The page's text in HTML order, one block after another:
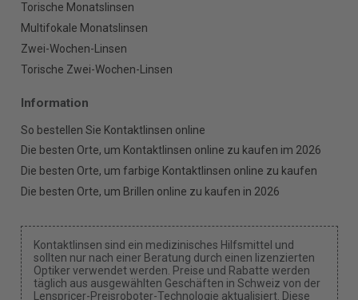
Torische Monatslinsen
Multifokale Monatslinsen
Zwei-Wochen-Linsen
Torische Zwei-Wochen-Linsen
Information
So bestellen Sie Kontaktlinsen online
Die besten Orte, um Kontaktlinsen online zu kaufen im 2026
Die besten Orte, um farbige Kontaktlinsen online zu kaufen
Die besten Orte, um Brillen online zu kaufen in 2026
Kontaktlinsen sind ein medizinisches Hilfsmittel und
sollten nur nach einer Beratung durch einen lizenzierten
Optiker verwendet werden. Preise und Rabatte werden
täglich aus ausgewählten Geschäften in Schweiz von der
Lenspricer-Preisroboter-Technologie aktualisiert. Diese